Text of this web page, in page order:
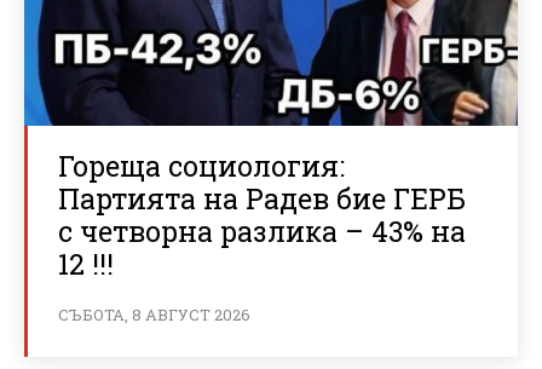
Гореща социология:
Партията на Радев бие ГЕРБ
с четворна разлика – 43% на
12 !!!
СЪБОТА, 8 АВГУСТ 2026